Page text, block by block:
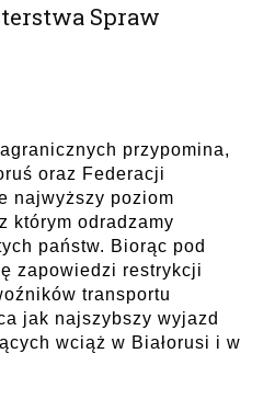
Spraw
przypomina,
oraz Federacji
najwyższy poziom
którym odradzamy
państw. Biorąc pod
zapowiedzi restrykcji
transportu
jak najszybszy wyjazd
wciąż w Białorusi i w